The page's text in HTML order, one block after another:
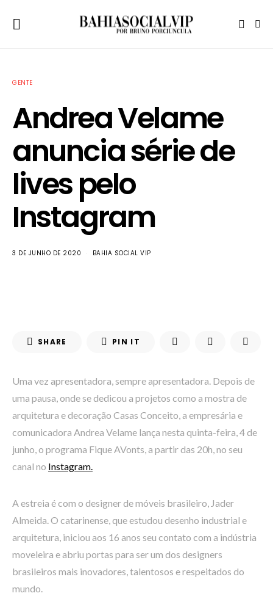
GENTE
Andrea Velame
anuncia série de
lives pelo
Instagram
3 DE JUNHO DE 2020 BAHIA SOCIAL VIP
SHARE PIN IT
Uma vez apresentadora, sempre apresentadora. Depois de
uma pausa, onde se dedicou a projetos como a mostra de
arquitetura e decoração Casas Conceito, a empresária e
comunicadora Andrea Velame lança nesta quinta-feira, 4 de
junho, o programa Fique AVonts, a partir das 20h, no seu
canal no Instagram.
A estreia é com o designer de móveis brasileiro, Jader
Almeida. O catarinense, que estudou desenho industrial e
arquitetura, iniciou aos 16 anos seu contato com a indústria
moveleira e abriu portas para ser um dos designers
brasileiros mais inovadores, talentosos e respeitados do
mundo.